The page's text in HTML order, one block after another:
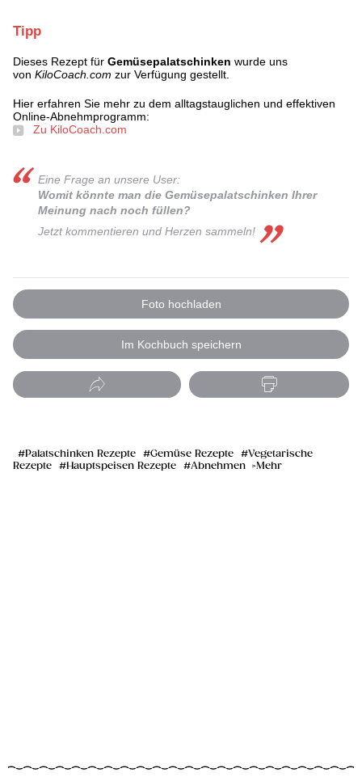
Tipp
Dieses Rezept für Gemüsepalatschinken wurde uns
von KiloCoach.com zur Verfügung gestellt.
Hier erfahren Sie mehr zu dem alltagstauglichen und effektiven
Online-Abnehmprogramm:
Zu KiloCoach.com
Eine Frage an unsere User:
Womit könnte man die Gemüsepalatschinken Ihrer
Meinung nach noch füllen?
Jetzt kommentieren und Herzen sammeln!
Foto hochladen
Im Kochbuch speichern
Palatschinken Rezepte Gemüse Rezepte
Vegetarische
Rezepte
Hauptspeisen Rezepte Abnehmen Mehr